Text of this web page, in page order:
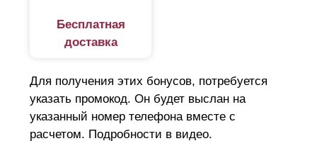
Бесплатная
доставка
Для получения этих бонусов, потребуется
указать промокод. Он будет выслан на
указанный номер телефона вместе с
расчетом. Подробности в видео.